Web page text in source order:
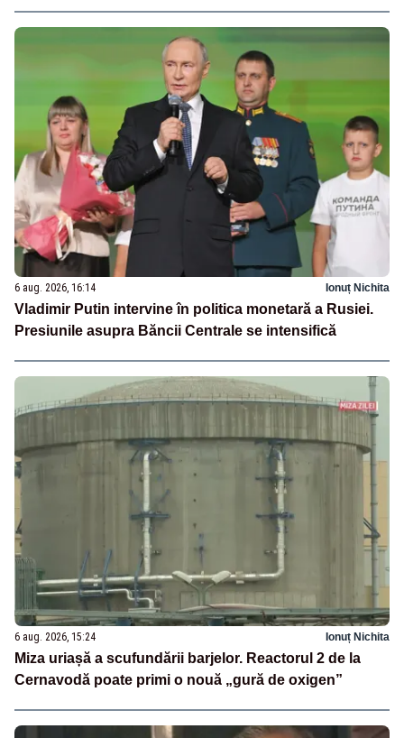
6 aug. 2026, 16:14 Ionuț Nichita
Vladimir Putin intervine în politica monetară a Rusiei.
Presiunile asupra Băncii Centrale se intensifică
6 aug. 2026, 15:24 Ionuț Nichita
Miza uriașă a scufundării barjelor. Reactorul 2 de la
Cernavodă poate primi o nouă „gură de oxigen”